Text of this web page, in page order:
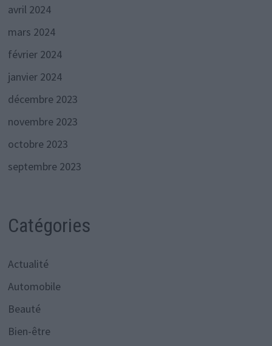
avril 2024
mars 2024
février 2024
janvier 2024
décembre 2023
novembre 2023
octobre 2023
septembre 2023
Catégories
Actualité
Automobile
Beauté
Bien-être